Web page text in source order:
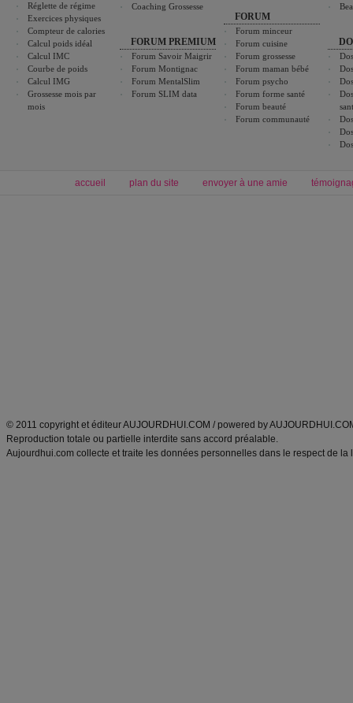
Réglette de régime
Exercices physiques
Compteur de calories
Calcul poids idéal
Calcul IMC
Courbe de poids
Calcul IMG
Grossesse mois par
mois
Coaching Grossesse
FORUM PREMIUM
Forum Savoir Maigrir
Forum Montignac
Forum MentalSlim
Forum SLIM data
FORUM
Forum minceur
Forum cuisine
Forum grossesse
Forum maman bébé
Forum psycho
Forum forme santé
Forum beauté
Forum communauté
accueil plan du site envoyer à une amie
© 2011 copyright et éditeur AUJOURDHUI.COM / powered by
Reproduction totale ou partielle interdite sans accord préalable.
Aujourdhui.com collecte et traite les données personnelles dans le respect de